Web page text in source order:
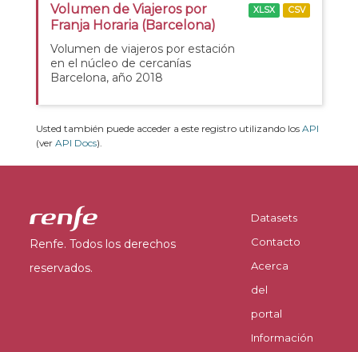
Volumen de Viajeros por
Franja Horaria (Barcelona)
Volumen de viajeros por estación
en el núcleo de cercanías
Barcelona, año 2018
XLSX CSV
Usted también puede acceder a este registro utilizando los API
(ver API Docs).
Renfe. Todos los derechos
reservados.
Datasets
Contacto
Acerca
del
portal
Información